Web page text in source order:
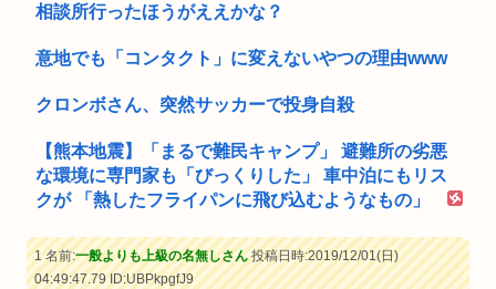
相談所行ったほうがええかな？
意地でも「コンタクト」に変えないやつの理由www
クロンボさん、突然サッカーで投身自殺
【熊本地震】「まるで難民キャンプ」 避難所の劣悪
な環境に専門家も「びっくりした」 車中泊にもリス
クが 「熱したフライパンに飛び込むようなもの」
1 名前:一般よりも上級の名無しさん投稿日時:2019/12/01(日)
04:49:47.79ID:UBPkpgfJ9